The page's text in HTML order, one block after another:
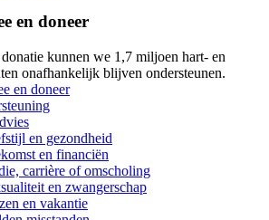
en doneer
kunnen we 1,7 miljoen hart- en
onafhankelijk blijven ondersteunen.
en doneer
en gezondheid
en financiën
carrière of omscholing
en zwangerschap
en vakantie